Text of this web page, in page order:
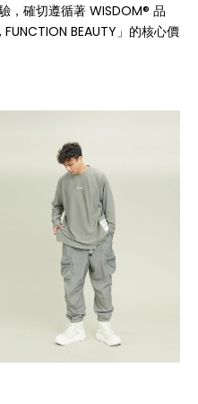
，確切遵循著 WISDOM® 品
BEAUTY」的核心價